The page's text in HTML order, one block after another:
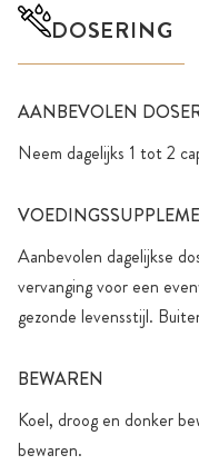
DOSERING
AANBEVOLEN
Neem dagelijks 1 tot 2
Aanbevolen dagelijkse
vervanging voor een
gezonde levensstijl.
BEWAREN
Koel, droog en donker
bewaren.